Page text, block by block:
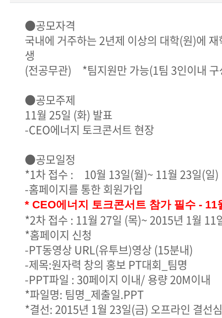
●공모자격
국내에 거주하는 2년제 이상의 대학(원)에
생
(전공무관) *팀지원만 가능(1팀 3인이내 구
●공모주제
11월 25일 (화) 발표
-CEO에너지 토크콘서트 현장
●공모일정
*1차 접수 : 10월 13일(월)~ 11월 23일(일)
-홈페이지를 통한 회원가입
* CEO에너지 토크콘서트 참가 필수 - 11
*2차 접수 : 11월 27일 (목)~ 2015년 1월 11
*홈페이지 신청
-PT동영상 URL(유투브)영상 (15분내)
-제목:원자력 창의 홍보 PT대회_팀명
-PPT파일 : 30페이지 이내/ 용량 20M이내
*파일명: 팀명_제출일.PPT
*결선: 2015년 1월 23일(금) 오프라인 결선